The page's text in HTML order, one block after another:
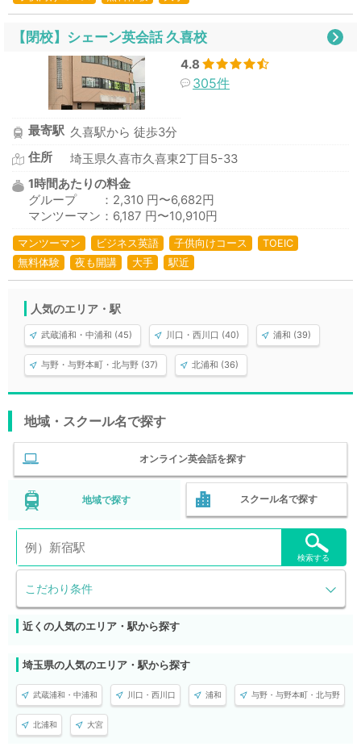
【閉校】シェーン英会話 久喜校
4.8
305件
最寄駅 久喜駅から 徒歩3分
住所
埼玉県久喜市久喜東2丁目5-33
1時間あたりの料金
グループ ：2,310 円〜6,682円
マンツーマン：6,187 円〜10,910円
マンツーマン ビジネス英語 子供向けコース
TOEIC
無料体験
夜も開講 大手 駅近
人気のエリア・駅
武蔵浦和・中浦和 (45) 川口・西川口 (40) 浦和 (39)
与野・与野本町・北与野 (37) 北浦和 (36)
地域・スクール名で探す
オンライン英会話を探す
地域で探す スクール名で探す
こだわり条件
検索する
近くの人気のエリア・駅から探す
埼玉県の人気のエリア・駅から探す
武蔵浦和・中浦和 川口・西川口 浦和 与野・与野本町・北与野
北浦和 大宮